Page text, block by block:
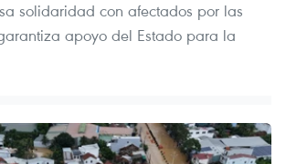
solidaridad con afectados por las
apoyo del Estado para la